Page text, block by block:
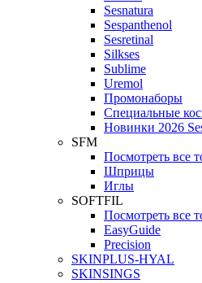
Sesnatura
Sespanthenol
Sesretinal
Silkses
Sublime
Uremol
Промонаборы
Специальные
Новинки 2026
SFM
Посмотреть все
Шприцы
Иглы
SOFTFIL
Посмотреть все
EasyGuide
Precision
SKINPLUS-HYAL
SKINSINGS